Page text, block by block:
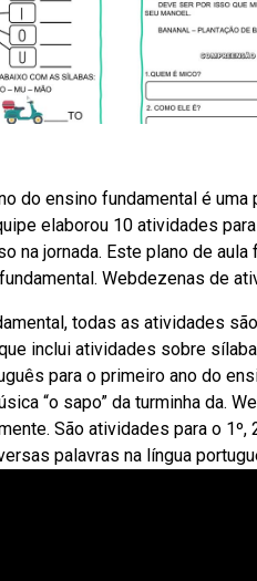
do ensino fundamental é
elaborou 10 atividades
na jornada. Este plano de
Webdezenas de
todas as atividades
inclui atividades sobre
para o primeiro ano do
“o sapo” da turminha da.
São atividades para o 1º,
palavras na língua